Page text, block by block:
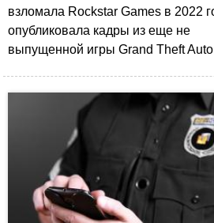
взломала Rockstar Games в 2022
опубликовала кадры из еще не
выпущенной игры Grand Theft